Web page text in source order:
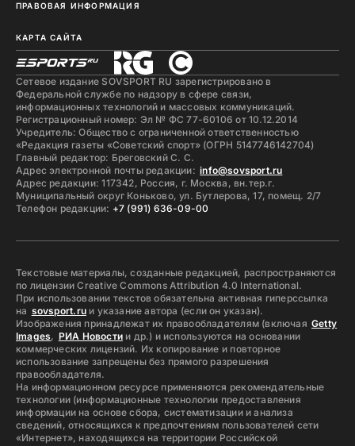
ПРАВОВАЯ ИНФОРМАЦИЯ
КАРТА САЙТА
Сетевое издание SOVSPORT RU зарегистрировано в
Федеральной службе по надзору в сфере связи,
информационных технологий и массовых коммуникаций.
Регистрационный номер: Эл № ФС 77-60106 от 10.12.2014
Учредитель: Общество с ограниченной ответственностью
«Редакция газеты «Советский спорт» (ОГРН 5147746142704)
Главный редактор: Бреговский С. С.
Адрес электронной почты редакции: info@sovsport.ru
Адрес редакции: 117342, Россия, г. Москва, вн.тер.г.
Муниципальный округ Коньково, ул. Бутлерова, 17, помещ. 2/7
Телефон редакции: +7 (991) 636-09-00
Текстовые материалы, созданные редакцией, распространяются
по лицензии Creative Commons Attribution 4.0 International.
При использовании текстов обязательна активная гиперссылка
на sovsport.ruи указание автора (если он указан).
Изображения принадлежат их правообладателям (включая Getty
Images, РИА Новости и др.) и используются на основании
коммерческих лицензий. Их копирование и повторное
использование запрещены без прямого разрешения
правообладателя.
На информационном ресурсе применяются рекомендательные
технологии (информационные технологии предоставления
информации на основе сбора, систематизации и анализа
сведений, относящихся к предпочтениям пользователей сети
«Интернет», находящихся на территории Российской